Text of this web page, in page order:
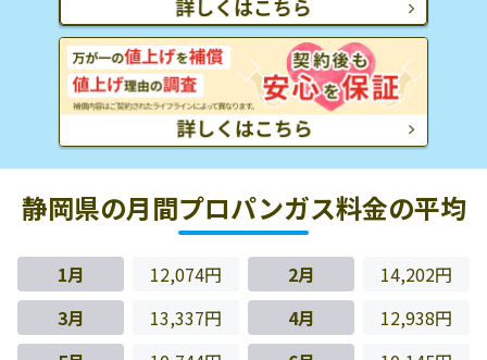
静岡県の月間プロパンガス料金の平均
1月 12,074円 2月
14,202円
3月
13,337円 4月
12,938円